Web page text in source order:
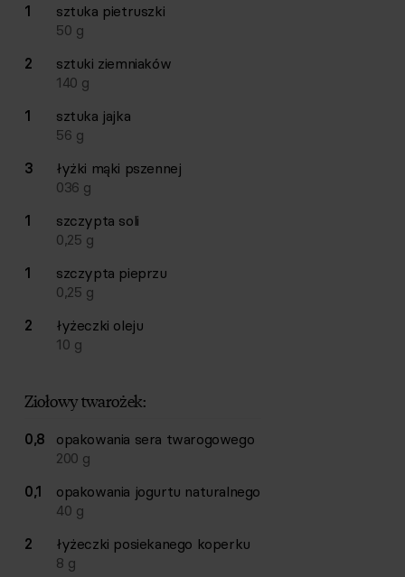
1
sztuka pietruszki
50 g
2
sztuki ziemniaków
140 g
1
sztuka jajka
56 g
3
łyżki mąki pszennej
036 g
1
szczypta soli
0,25 g
1
szczypta pieprzu
0,25 g
2
łyżeczki oleju
10 g
Ziołowy twarożek:
0,8 opakowania sera twarogowego
200 g
0,1
opakowania jogurtu naturalnego
40 g
2
łyżeczki posiekanego koperku
8 g